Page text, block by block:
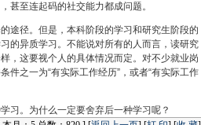
甚至连起码的社交能力都成问题。
径。但是，本科阶段的学习和研究生阶段的
的异质学习。不能说对所有的人而言，读研究
，这要视个人的具体情况而定。对不少就业岗
件之一为“有实际工作经历”，或者“有实际工作
。为什么一定要舍弃后一种学习呢？